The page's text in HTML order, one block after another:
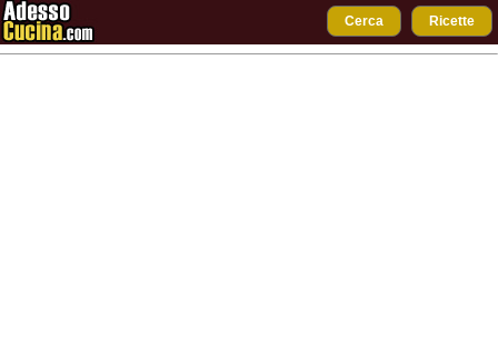
Cerca Ricette